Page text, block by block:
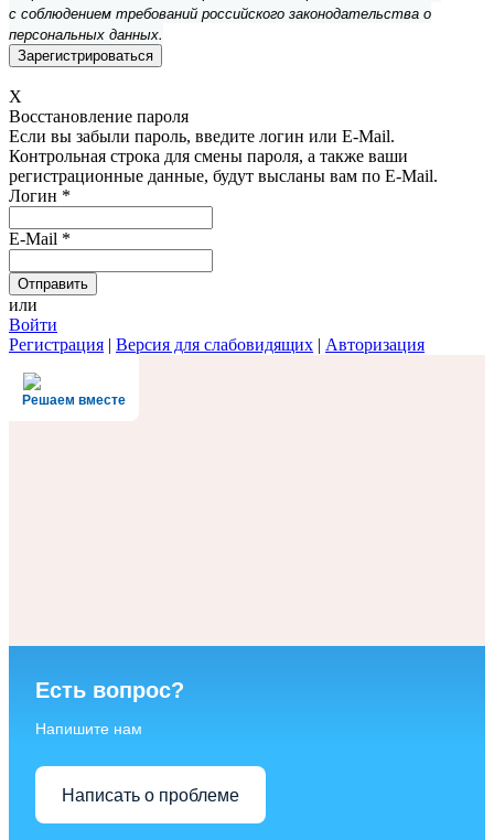
с соблюдением требований российского законодательства о
персональных данных.
X
Восстановление пароля
Если вы забыли пароль, введите логин или E-Mail.
Контрольная строка для смены пароля, а также ваши
регистрационные данные, будут высланы вам по E-Mail.
Логин *
E-Mail *
или
Войти
Регистрация | Версия для слабовидящих | Авторизация
Решаем вместе
Есть вопрос?
Напишите нам
Написать о проблеме